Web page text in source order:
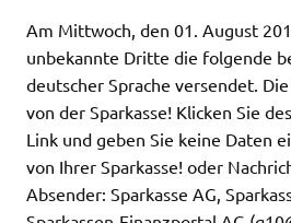
Am Mittwoch, den 01. August
unbekannte Dritte die folgende
deutscher Sprache versendet.
von der Sparkasse! Klicken Sie
Link und geben Sie keine Daten
von Ihrer Sparkasse! oder
Absender: Sparkasse AG,